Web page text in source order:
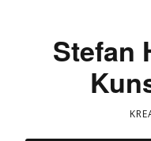
Stefan